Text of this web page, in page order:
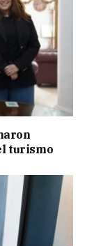
turismo